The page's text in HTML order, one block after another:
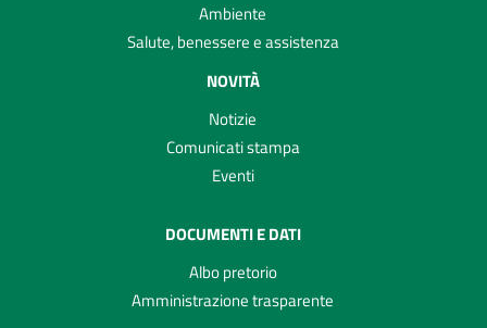
Ambiente
Salute, benessere e assistenza
NOVITÀ
Notizie
Comunicati stampa
Eventi
DOCUMENTI E DATI
Albo pretorio
Amministrazione trasparente